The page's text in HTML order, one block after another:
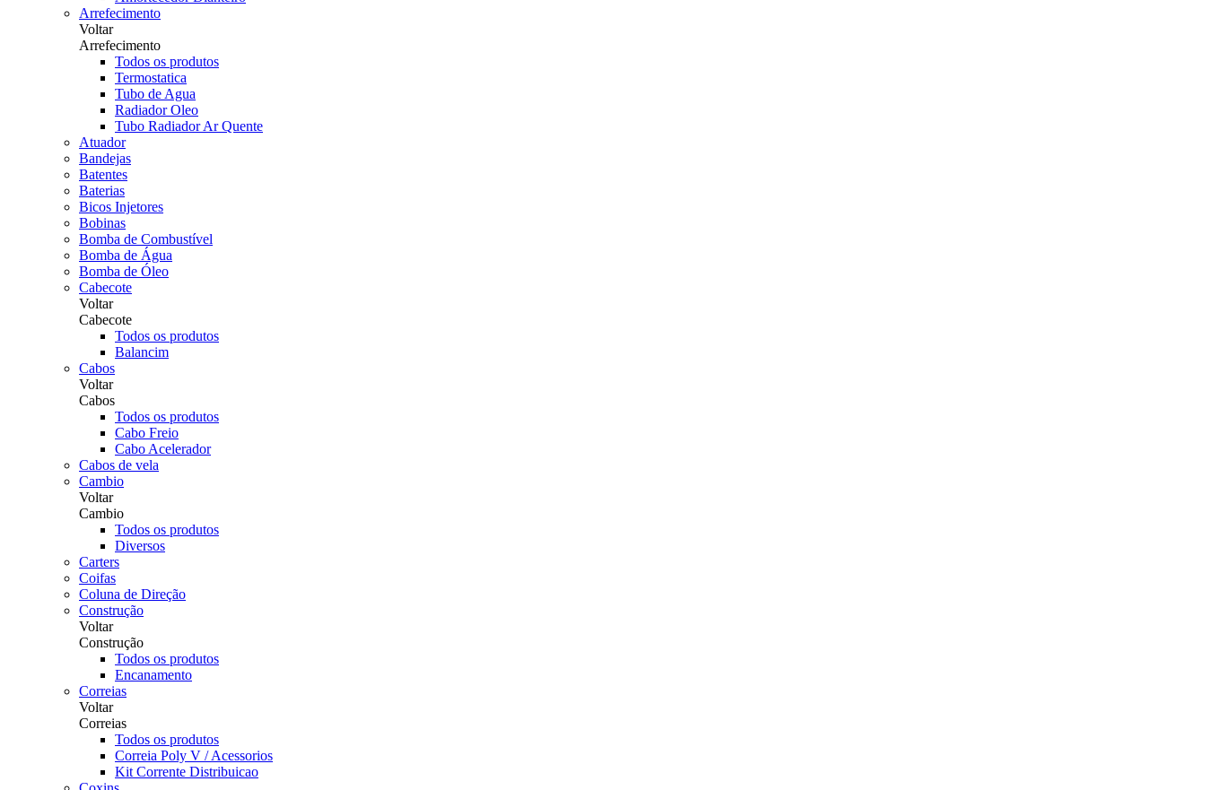
Arrefecimento
Voltar
Arrefecimento
Todos os produtos
Termostatica
Tubo de Agua
Radiador Oleo
Tubo Radiador Ar Quente
Atuador
Bandejas
Batentes
Baterias
Bicos Injetores
Bobinas
Bomba de Combustível
Bomba de Água
Bomba de Óleo
Cabecote
Voltar
Cabecote
Todos os produtos
Balancim
Cabos
Voltar
Cabos
Todos os produtos
Cabo Freio
Cabo Acelerador
Cabos de vela
Cambio
Voltar
Cambio
Todos os produtos
Diversos
Carters
Coifas
Coluna de Direção
Construção
Voltar
Construção
Todos os produtos
Encanamento
Correias
Voltar
Correias
Todos os produtos
Correia Poly V / Acessorios
Kit Corrente Distribuicao